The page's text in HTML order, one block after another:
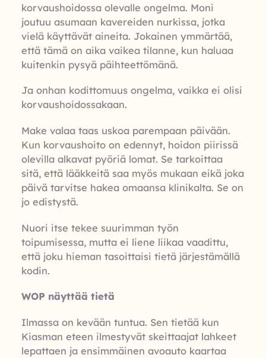
korvaushoidossa olevalle ongelma. Moni
joutuu asumaan kavereiden nurkissa, jotka
vielä käyttävät aineita. Jokainen ymmärtää,
että tämä on aika vaikea tilanne, kun haluaa
kuitenkin pysyä päihteettömänä.
Ja onhan kodittomuus ongelma, vaikka ei olisi
korvaushoidossakaan.
Make valaa taas uskoa parempaan päivään.
Kun korvaushoito on edennyt, hoidon piirissä
olevilla alkavat pyöriä lomat. Se tarkoittaa
sitä, että lääkkeitä saa myös mukaan eikä joka
päivä tarvitse hakea omaansa klinikalta. Se on
jo edistystä.
Nuori itse tekee suurimman työn
toipumisessa, mutta ei liene liikaa vaadittu,
että joku hieman tasoittaisi tietä järjestämällä
kodin.
WOP näyttää tietä
Ilmassa on kevään tuntua. Sen tietää kun
Kiasman eteen ilmestyvät skeittaajat lahkeet
lepattaen ja ensimmäinen avoauto kaartaa